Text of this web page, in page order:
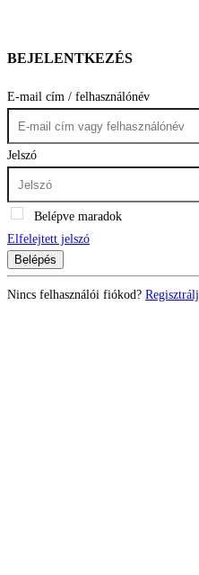
BEJELENTKEZÉS
E-mail cím / felhasználónév
Jelszó
Belépve maradok
Elfelejtett jelszó
Belépés
Nincs felhasználói fiókod? Regisztrálj